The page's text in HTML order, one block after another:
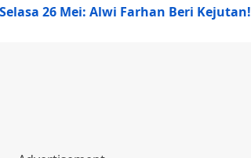
26 Mei: Alwi Farhan Beri Kejutan!